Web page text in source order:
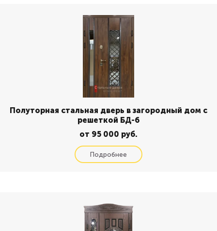
Полуторная стальная дверь в загородный дом с
решеткой БД-6
от 95 000 руб.